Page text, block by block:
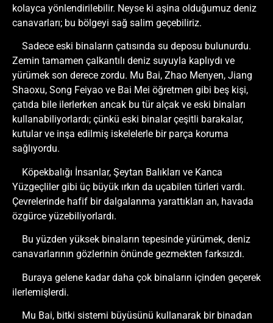
kolayca yönlendirilebilir. Neyse ki aşina olduğumuz deniz
canavarları; bu bölgeyi sağ salim geçebiliriz.
Sadece eski binaların çatısında su deposu bulunurdu.
Zemin tamamen çalkantılı deniz suyuyla kaplıydı ve
yürümek son derece zordu. Mu Bai, Zhao Menyen, Jiang
Shaoxu, Song Feiyao ve Bai Mei öğretmen gibi beş kişi,
çatıda bile ilerlerken ancak bu tür alçak ve eski binaları
kullanabiliyorlardı; çünkü eski binalar çeşitli barakalar,
kutular ve inşa edilmiş iskelelerle bir parça koruma
sağlıyordu.
Köpekbalığı İnsanlar, Şeytan Balıkları ve Kanca
Yüzgeçliler gibi üç büyük ırkın da uçabilen türleri vardı.
Çevrelerinde hafif bir dalgalanma yarattıkları an, havada
özgürce yüzebiliyorlardı.
Bu yüzden yüksek binaların tepesinde yürümek, deniz
canavarlarının gözlerinin önünde gezmekten farksızdı.
Buraya gelene kadar daha çok binaların içinden geçerek
ilerlemişlerdi.
Mu Bai, bitki sistemi büyüsünü kullanarak bir binadan